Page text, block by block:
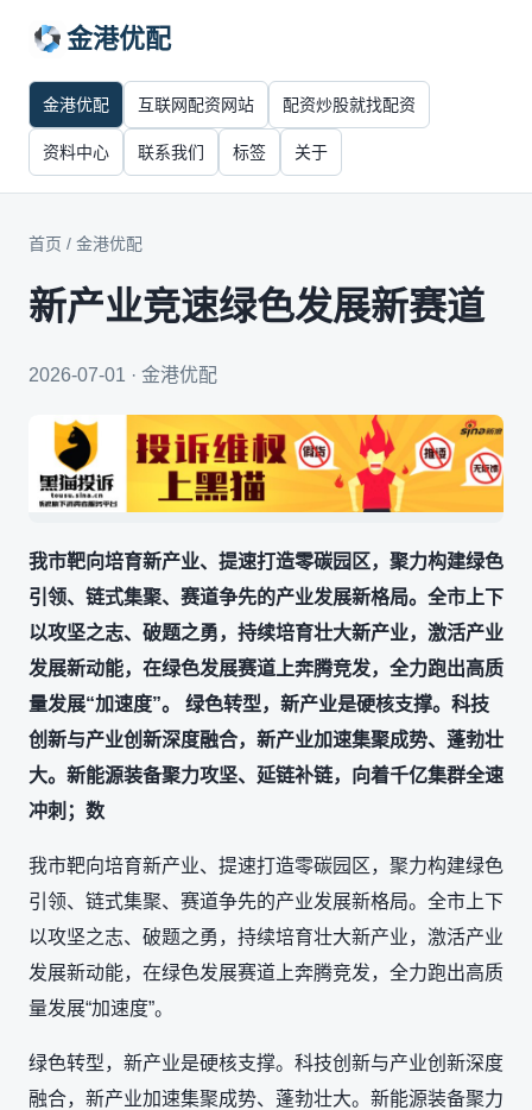
金港优配
金港优配 互联网配资网站 配资炒股就找配资
资料中心 联系我们 标签 关于
首页 / 金港优配
新产业竞速绿色发展新赛道
2026-07-01 · 金港优配
我市靶向培育新产业、提速打造零碳园区，聚力构建绿色
引领、链式集聚、赛道争先的产业发展新格局。全市上下
以攻坚之志、破题之勇，持续培育壮大新产业，激活产业
发展新动能，在绿色发展赛道上奔腾竞发，全力跑出高质
量发展“加速度”。 绿色转型，新产业是硬核支撑。科技
创新与产业创新深度融合，新产业加速集聚成势、蓬勃壮
大。新能源装备聚力攻坚、延链补链，向着千亿集群全速
冲刺；数
我市靶向培育新产业、提速打造零碳园区，聚力构建绿色
引领、链式集聚、赛道争先的产业发展新格局。全市上下
以攻坚之志、破题之勇，持续培育壮大新产业，激活产业
发展新动能，在绿色发展赛道上奔腾竞发，全力跑出高质
量发展“加速度”。
绿色转型，新产业是硬核支撑。科技创新与产业创新深度
融合，新产业加速集聚成势、蓬勃壮大。新能源装备聚力